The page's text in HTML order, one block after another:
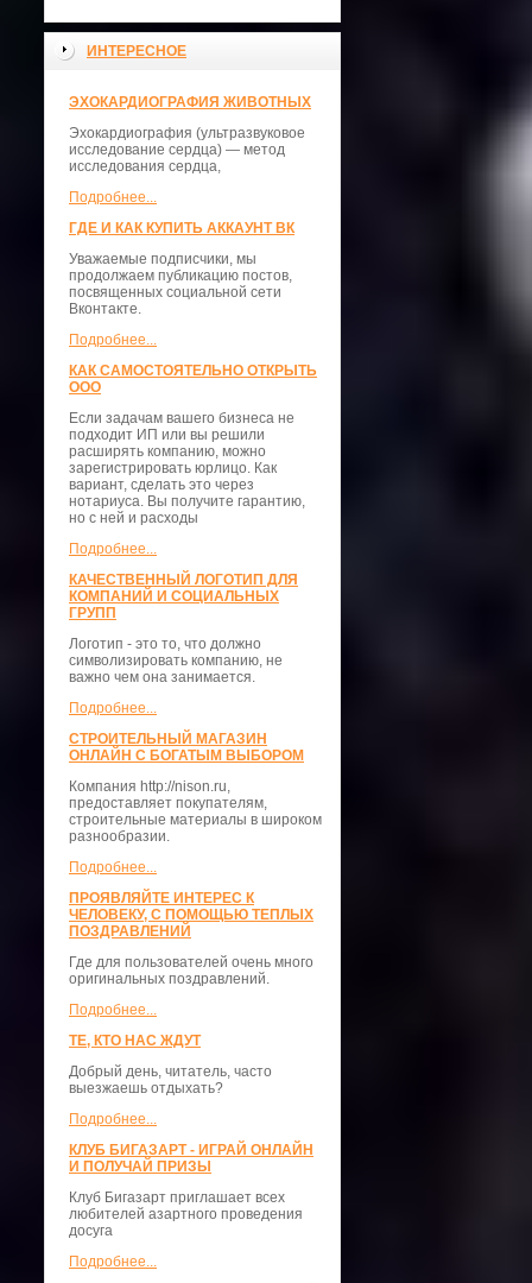
ИНТЕРЕСНОЕ
ЭХОКАРДИОГРАФИЯ ЖИВОТНЫХ
Эхокардиография (ультразвуковое
исследование сердца) — метод
исследования сердца,
Подробнее...
ГДЕ И КАК КУПИТЬ АККАУНТ ВК
Уважаемые подписчики, мы
продолжаем публикацию постов,
посвященных социальной сети
Вконтакте.
Подробнее...
КАК САМОСТОЯТЕЛЬНО ОТКРЫТЬ
ООО
Если задачам вашего бизнеса не
подходит ИП или вы решили
расширять компанию, можно
зарегистрировать юрлицо. Как
вариант, сделать это через
нотариуса. Вы получите гарантию,
но с ней и расходы
Подробнее...
КАЧЕСТВЕННЫЙ ЛОГОТИП ДЛЯ
КОМПАНИЙ И СОЦИАЛЬНЫХ
ГРУПП
Логотип - это то, что должно
символизировать компанию, не
важно чем она занимается.
Подробнее...
СТРОИТЕЛЬНЫЙ МАГАЗИН
ОНЛАЙН С БОГАТЫМ ВЫБОРОМ
Компания http://nison.ru,
предоставляет покупателям,
строительные материалы в широком
разнообразии.
Подробнее...
ПРОЯВЛЯЙТЕ ИНТЕРЕС К
ЧЕЛОВЕКУ, С ПОМОЩЬЮ ТЕПЛЫХ
ПОЗДРАВЛЕНИЙ
Где для пользователей очень много
оригинальных поздравлений.
Подробнее...
ТЕ, КТО НАС ЖДУТ
Добрый день, читатель, часто
выезжаешь отдыхать?
Подробнее...
КЛУБ БИГАЗАРТ - ИГРАЙ ОНЛАЙН
И ПОЛУЧАЙ ПРИЗЫ
Клуб Бигазарт приглашает всех
любителей азартного проведения
досуга
Подробнее...